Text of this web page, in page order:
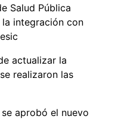
Salud Pública
integración con
actualizar la
realizaron las
aprobó el nuevo